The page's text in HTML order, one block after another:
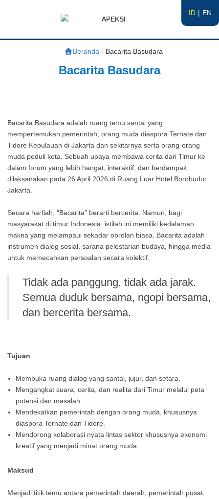
ID EN
APEKSI
Beranda / Bacarita Basudara
Bacarita Basudara
Bacarita Basudara adalah ruang temu santai yang
mempertemukan pemerintah, orang muda diaspora Ternate dan
Tidore Kepulauan di Jakarta dan sekitarnya serta orang-orang
muda peduli kota. Sebuah upaya membawa cerita dari Timur ke
dalam forum yang lebih hangat, interaktif, dan berdampak
dilaksanakan pada 26 April 2026 di Ruang Luar Hotel Borobudur
Jakarta.
Secara harfiah, “Bacarita” berarti bercerita. Namun, bagi
masyarakat di timur Indonesia, istilah ini memiliki kedalaman
makna yang melampaui sekadar obrolan biasa. Bacarita adalah
instrumen dialog sosial, sarana pelestarian budaya, hingga media
untuk memecahkan persoalan secara kolektif.
Tidak ada panggung, tidak ada jarak.
Semua duduk bersama, ngopi bersama,
dan bercerita bersama.
Tujuan
Membuka ruang dialog yang santai, jujur, dan setara.
Mengangkat suara, cerita, dan realita dari Timur melalui peta
potensi dan masalah.
Mendekatkan pemerintah dengan orang muda, khususnya
diaspora Ternate dan Tidore.
Mendorong kolaborasi nyata lintas sektor khususnya ekonomi
kreatif yang menjadi minat orang muda.
Maksud
Menjadi titik temu antara pemerintah daerah, pemerintah pusat,